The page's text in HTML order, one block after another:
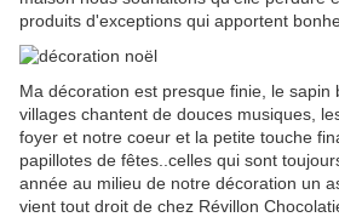
produits d'exceptions qui apportent
Ma décoration est presque finie, le sapin
villages chantent de douces musiques,
foyer et notre coeur et la petite touche
papillotes de fêtes..celles qui sont
année au milieu de notre décoration un
vient tout droit de chez Révillon